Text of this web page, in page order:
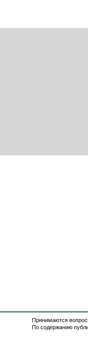
Принимаются
По содержанию